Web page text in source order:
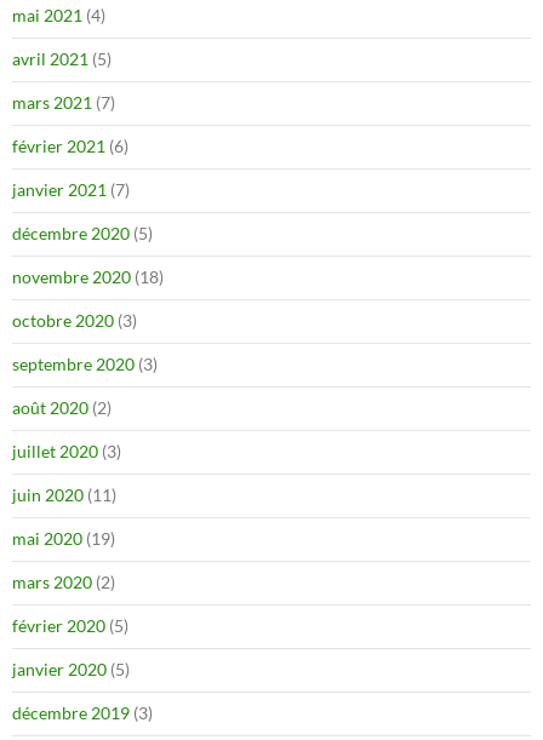
mai 2021 (4)
avril 2021 (5)
mars 2021 (7)
février 2021 (6)
janvier 2021 (7)
décembre 2020 (5)
novembre 2020 (18)
octobre 2020 (3)
septembre 2020 (3)
août 2020 (2)
juillet 2020 (3)
juin 2020 (11)
mai 2020 (19)
mars 2020 (2)
février 2020 (5)
janvier 2020 (5)
décembre 2019 (3)